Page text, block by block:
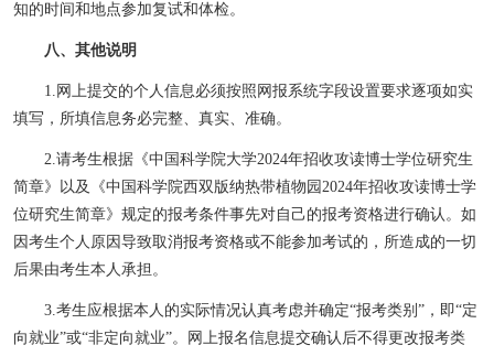
知的时间和地点参加复试和体检。
八、其他说明
1. 网上提交的个人信息必须按照网报系统字段设置要求逐项如实
填写，所填信息务必完整、真实、准确。
2.请考生根据《中国科学院大学2024年招收攻读博士学位研究生
简章》
以及《中国科学院西双版纳热带植物园2024年招收攻读博士学
位研究生简章》 规定的报考条件事先对自己的报考资格进行确认。如
因考生个人原因导致取消报考资格或不能参加考试的，所造成的一切
后果由考生本人承担。
3.考生应根据本人的实际情况认真考虑并确定“报考类别 ” ，即“定
向就业”或“非定向就业”。
网上报名信息提交确认后不得更改报考类